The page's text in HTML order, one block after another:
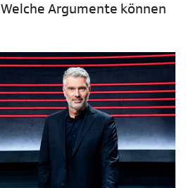
Argumente können